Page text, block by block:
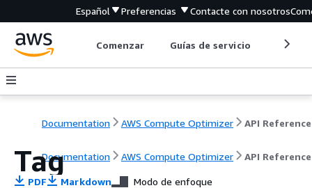
Español Preferencias Contacte con nosotros
Comenzar Guías de servicio
Documentation AWS Compute Optimizer API Reference
Documentation AWS Compute Optimizer API Reference
Tag
PDF Markdown Modo de enfoque